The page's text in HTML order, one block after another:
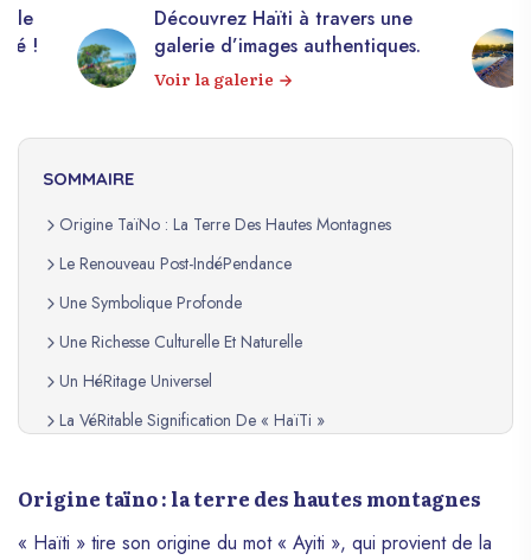
!
Découvrez Haïti à travers une
galerie d’images authentiques.
Voir la galerie
SOMMAIRE
Origine TaïNo : La Terre Des Hautes Montagnes
Le Renouveau Post-IndéPendance
Une Symbolique Profonde
Une Richesse Culturelle Et Naturelle
Un HéRitage Universel
La VéRitable Signification De « HaïTi »
Origine taïno : la terre des hautes montagnes
« Haïti » tire son origine du mot « Ayiti », qui provient de la